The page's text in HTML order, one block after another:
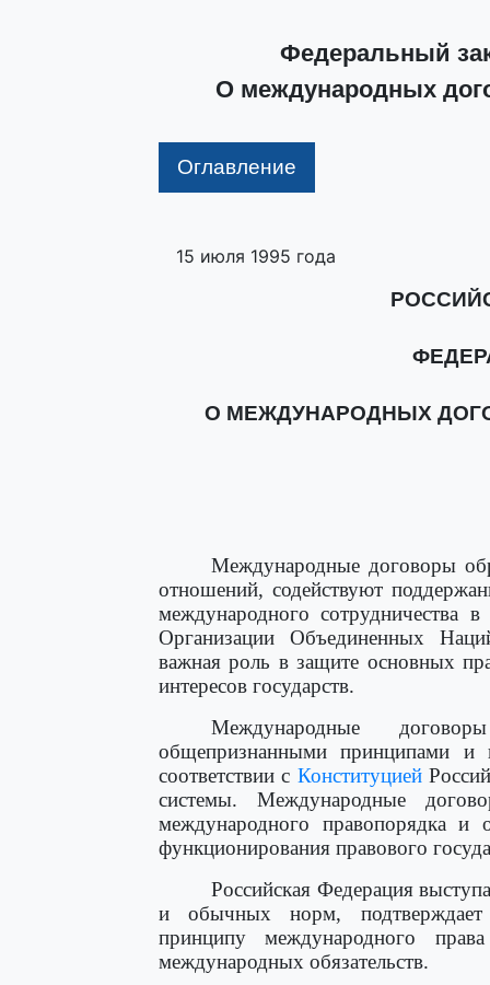
Федеральный
О международных
Оглавление
15 июля 1995 года
О МЕЖДУНАРОДНЫХ
Международные договоры
отношений, содействуют
международного сотрудничества
Организации Объединенных
важная роль в защите основных
интересов государств.
Международные
общепризнанными принципами и
соответствии с Конституцией
системы. Международные
международного правопорядка
функционирования правового
Российская Федерация
и обычных норм, подтверждает
принципу международного
международных обязательств.